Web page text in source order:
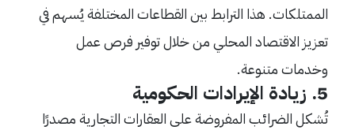
الممتلكات. هذا الترابط بين القطاعات المختلفة يُسهم في
تعزيز الاقتصاد المحلي من خلال توفير فرص عمل
وخدمات متنوعة.
5. زيادة الإيرادات الحكومية
تُشكل الضرائب المفروضة على العقارات التجارية مصدرًا